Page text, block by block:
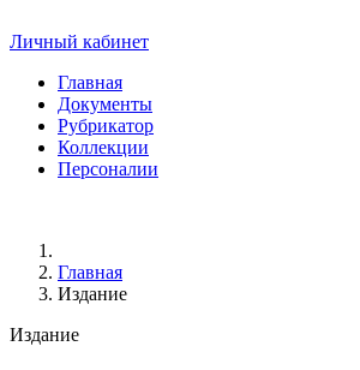
Личный кабинет
Главная
Документы
Рубрикатор
Коллекции
Персоналии
Главная
Издание
Издание